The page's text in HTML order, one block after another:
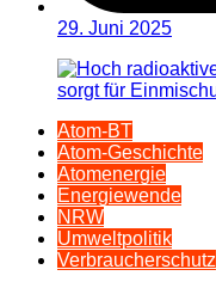
29. Juni 2025
Atom-BT
Atom-Geschichte
Atomenergie
Energiewende
NRW
Umweltpolitik
Verbraucherschutz